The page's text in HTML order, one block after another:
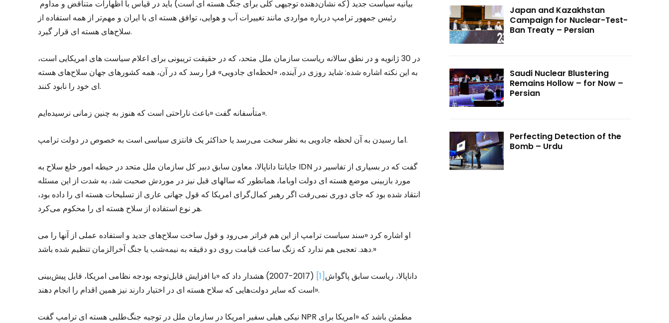
رئیس جمهور ترامپ درباره مواردی مانند تغییرات آب و هوایی، توافق هسته ای با ایران و مهم‌تر از همه استفاده از
سلاح‌های هسته ای قرار گیرد.
در 30 ژانویه و در نطق سالانه ریاست سازمان ملل متحد، که در حقیقت تریبونی برای اعلام سیاست های امریکایی است،
به این نکته اشاره ‌شده: شاید روزی در آینده، «لحظه‌ای جادویی» فرا رسد که در آن، همه کشورهای جهان سلاح‌های هسته
ای خود را نابود کنند.
متأسفانه گفت «باعث ناراحتی است که هنوز به چنین زمانی نرسیده‌ایم».
اما رسیدن به آن لحظه جادویی به نظر سخت می‌رسد یا حداکثر یک فانتزی سیاسی است به خصوص در دولت ترامپ.
جایانتا داناپالا، معاون سابق دبیر کل سازمان ملل متحد در حیطه امور خلع سلاح به IDN گفت که در بسیاری از تفاسیر در
مورد بازبینی موضع هسته ای دولت اوباما، همانطور که سالهای قبل نیز در موردش صحبت شد، به شدت از این مسئله
انتقاد شده بود که جای دوری نمی‌رفت اگر رهبر کمال‌گرای امریکا که قول جهانی عاری از تسلیحات هسته ای را داده بود،
هر نوع استفاده از سلاح هسته ای را محکوم می‌کرد.
او اشاره کرد «سند سیاست ترامپ از این هم فراتر می‌رود و قول ساخت سلاح‌های جدید و استفاده عملی از آنها را می
دهد. تعجبی هم ندارد که زنگ ساعت قیامت روی دو دقیقه به نیمه‌شب یا جنگ آخرالزمان تنظیم شده باشد.»
داناپالا، ریاست سابق پاگواش[1]
(2017-2007) هشدار داد که «با افزایش قابل‌توجه بودجه نظامی امریکا، قابل پیش‌بینی
است که سایر دولت‌هایی که سلاح هسته ای در اختیار دارند نیز همین اقدام را انجام دهند».
نیکی هیلی سفیر امریکا در سازمان ملل در توجیه جنگ‌طلبی هسته ای ترامپ گفت NPR مطمئن باشد که «امریکا برای
Japan and Kazakhstan
Campaign for Nuclear-Test-
Ban Treaty – Persian
Saudi Nuclear Blustering
Remains Hollow – for Now –
Persian
Perfecting Detection of the
Bomb – Urdu